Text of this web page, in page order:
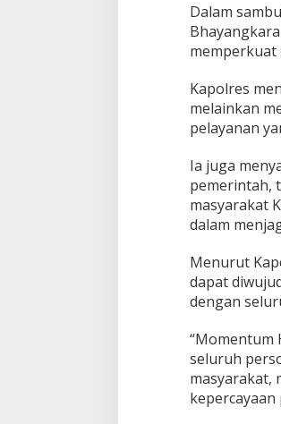
e
-
8
Dalam
memperkuat
Kapolres
melainkan
pelayanan
Ia juga
pemerintah,
masyarakat
dalam
Menurut
dapat
dengan
“Momentum
seluruh
masyarakat,